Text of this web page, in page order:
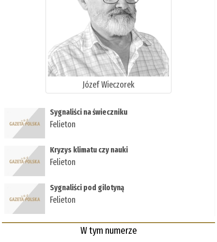
Józef Wieczorek
Sygnaliści na świeczniku
Felieton
Kryzys klimatu czy nauki
Felieton
Sygnaliści pod gilotyną
Felieton
W tym numerze